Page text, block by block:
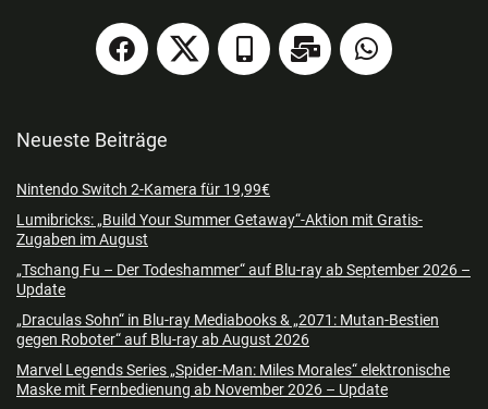
Neueste Beiträge
Nintendo Switch 2-Kamera für 19,99€
Lumibricks: „Build Your Summer Getaway“-Aktion mit Gratis-
Zugaben im August
„Tschang Fu – Der Todeshammer“ auf Blu-ray ab September 2026 –
Update
„Draculas Sohn“ in Blu-ray Mediabooks & „2071: Mutan-Bestien
gegen Roboter“ auf Blu-ray ab August 2026
Marvel Legends Series „Spider-Man: Miles Morales“ elektronische
Maske mit Fernbedienung ab November 2026 – Update